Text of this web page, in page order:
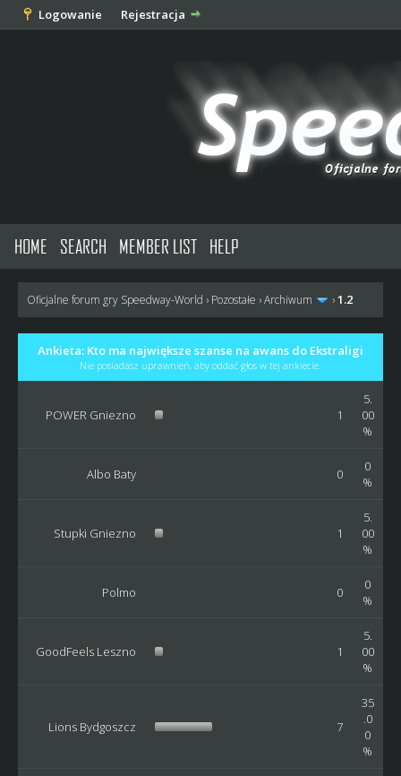
Logowanie Rejestracja
HOME SEARCH MEMBER LIST HELP
Oficjalne forum gry Speedway-World › Pozostałe ›Archiwum ›1.2
Ankieta: Kto ma największe szanse na awans do Ekstraligi
Nie posiadasz uprawnień, aby oddać głos w tej ankiecie.
POWER Gniezno 1
5.
00
%
Albo Baty 0
0
%
Stupki Gniezno 1
5.
00
%
Polmo 0
0
%
GoodFeels Leszno 1
5.
00
%
Lions Bydgoszcz 7
35
.0
0
%